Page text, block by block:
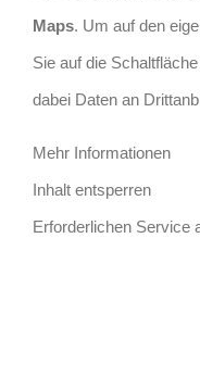
Maps. Um auf den
Sie auf die
dabei Daten an
Mehr Informationen
Inhalt entsperren
Erforderlichen Service